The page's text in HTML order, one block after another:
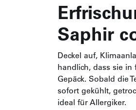
Saphir
Deckel auf,
handlich, dass sie in
Gepäck. Sobald die
sofort gekühlt,
ideal für Allergiker.